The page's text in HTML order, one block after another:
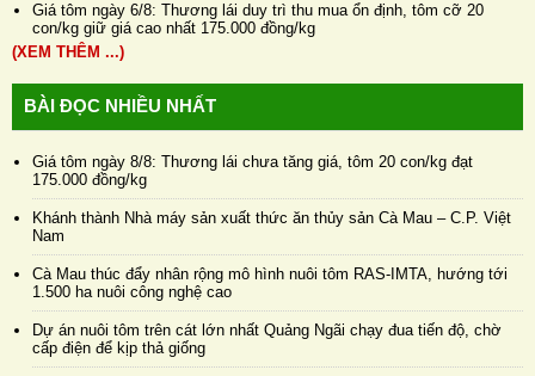
Giá tôm ngày 6/8: Thương lái duy trì thu mua ổn định, tôm cỡ 20
con/kg giữ giá cao nhất 175.000 đồng/kg
(XEM THÊM ...)
BÀI ĐỌC NHIỀU NHẤT
Giá tôm ngày 8/8: Thương lái chưa tăng giá, tôm 20 con/kg đạt
175.000 đồng/kg
Khánh thành Nhà máy sản xuất thức ăn thủy sản Cà Mau – C.P. Việt
Nam
Cà Mau thúc đẩy nhân rộng mô hình nuôi tôm RAS-IMTA, hướng tới
1.500 ha nuôi công nghệ cao
Dự án nuôi tôm trên cát lớn nhất Quảng Ngãi chạy đua tiến độ, chờ
cấp điện để kịp thả giống